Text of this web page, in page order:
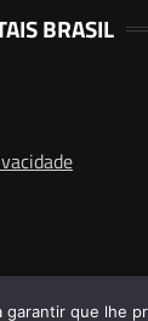
BRASIL
garantir que lhe